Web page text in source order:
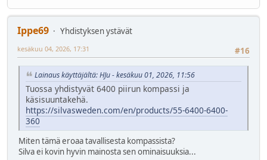
Ippe69
Yhdistyksen ystävät
#16
kesäkuu 04, 2026, 17:31
Lainaus käyttäjältä: HJu - kesäkuu 01, 2026, 11:56
Tuossa yhdistyvät 6400 piirun kompassi ja
käsisuuntakehä.
https://silvasweden.com/en/products/55-6400-6400-
360
Miten tämä eroaa tavallisesta kompassista?
Silva ei kovin hyvin mainosta sen ominaisuuksia...